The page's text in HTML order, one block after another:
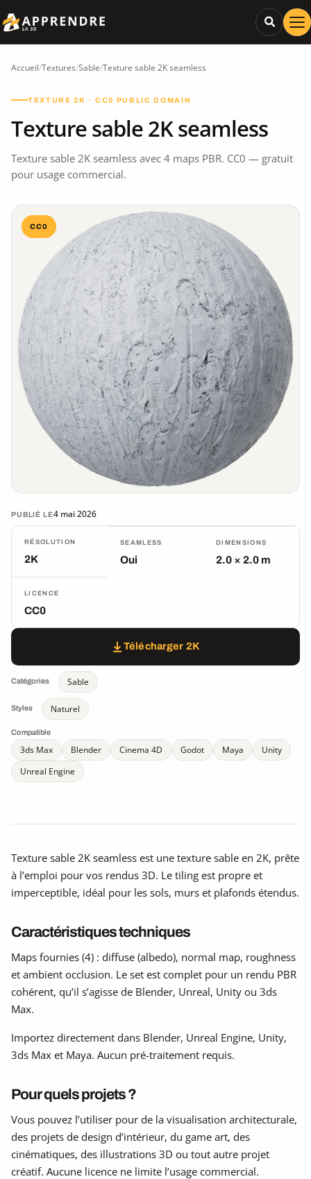
Accueil/Textures/Sable/Texture sable 2K seamless
TEXTURE 2K · CC0 PUBLIC DOMAIN
Texture sable 2K seamless
Texture sable 2K seamless avec 4 maps PBR. CC0 — gratuit
pour usage commercial.
CC0
PUBLIÉ LE4 mai 2026
RÉSOLUTION
2K
SEAMLESS
Oui
DIMENSIONS
2.0 × 2.0 m
LICENCE
CC0
Télécharger 2K
Catégories Sable
Styles Naturel
Compatible
3ds Max Blender Cinema 4D Godot Maya
Unity
Unreal Engine
Texture sable 2K seamless est une texture sable en 2K, prête
à l’emploi pour vos rendus 3D. Le tiling est propre et
imperceptible, idéal pour les sols, murs et plafonds étendus.
Caractéristiques techniques
Maps fournies (4) : diffuse (albedo), normal map, roughness
et ambient occlusion. Le set est complet pour un rendu PBR
cohérent, qu’il s’agisse de Blender, Unreal, Unity ou 3ds
Max.
Importez directement dans Blender, Unreal Engine, Unity,
3ds Max et Maya. Aucun pré-traitement requis.
Pour quels projets ?
Vous pouvez l’utiliser pour de la visualisation architecturale,
des projets de design d’intérieur, du game art, des
cinématiques, des illustrations 3D ou tout autre projet
créatif. Aucune licence ne limite l’usage commercial.